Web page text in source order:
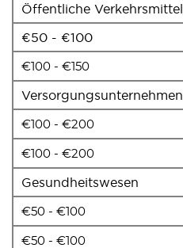
Öffentliche Verkehrsmittel
€50 - €100
€100 - €150
Versorgungsunternehmen
€100 - €200
€100 - €200
Gesundheitswesen
€50 - €100
€50 - €100